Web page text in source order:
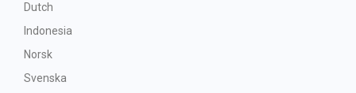
Dutch
Indonesia
Norsk
Svenska